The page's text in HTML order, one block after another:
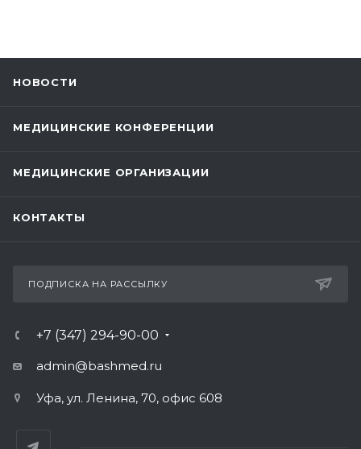
НОВОСТИ
МЕДИЦИНСКИЕ КОНФЕРЕНЦИИ
МЕДИЦИНСКИЕ ОРГАНИЗАЦИИ
КОНТАКТЫ
ПОДПИСКА НА РАССЫЛКУ
+7 (347) 294-90-00
admin@bashmed.ru
Уфа, ул. Ленина, 70, офис 608